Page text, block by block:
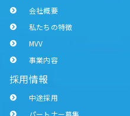
会社概要
私たちの特徴
MVV
事業内容
採用情報
中途採用